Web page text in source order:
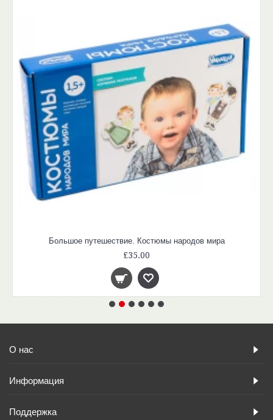
Большое путешествие. Костюмы народов мира
£35.00
О нас
Информация
Поддержка